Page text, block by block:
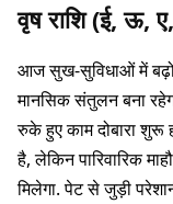
वृष राशि (ई, ऊ,
आज सुख-सुविधाओं में
मानसिक संतुलन बना
रुके हुए काम दोबारा
है, लेकिन पारिवारिक
मिलेगा. पेट से जुड़ी